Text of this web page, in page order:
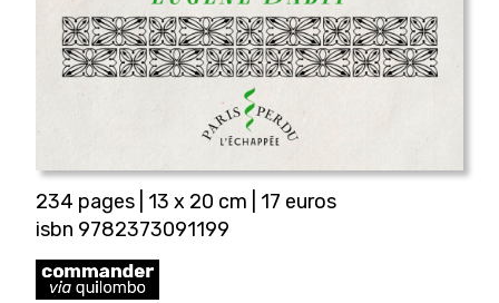
234 pages | 13 x 20 cm | 17 euros
isbn 9782373091199